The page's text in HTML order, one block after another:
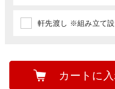
軒先渡し ※組み立て
カートに